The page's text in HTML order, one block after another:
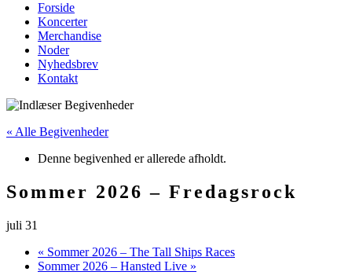
Forside
Koncerter
Merchandise
Noder
Nyhedsbrev
Kontakt
« Alle Begivenheder
Denne begivenhed er allerede afholdt.
Sommer 2026 – Fredagsrock
juli 31
« Sommer 2026 – The Tall Ships Races
Sommer 2026 – Hansted Live »